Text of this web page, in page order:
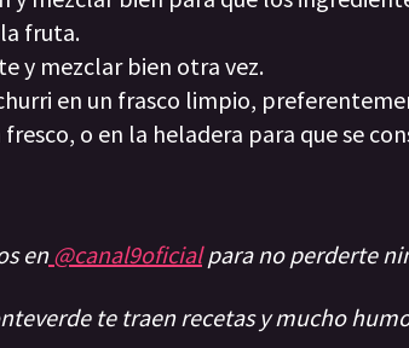
fruta.
y mezclar bien otra vez.
en un frasco limpio,
o en la heladera para que se
en @canal9oficialpara no perderte
te traen recetas y mucho